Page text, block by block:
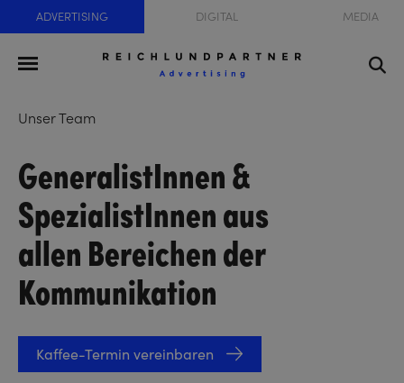
ADVERTISING DIGITAL MEDIA
Unser Team
GeneralistInnen &
SpezialistInnen aus
allen Bereichen der
Kommunikation
Kaffee-Termin vereinbaren